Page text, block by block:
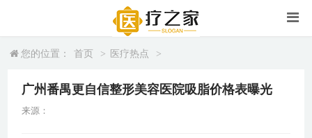
您的位置： 首页 > 医疗热点 >
广州番禺更自信整形美容医院吸脂价格表曝光
来源：